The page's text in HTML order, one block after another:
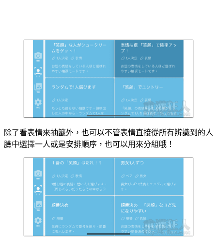
除了看表情來抽籤外，也可以不管表情直接從所有辨識到的人
臉中選擇一人或是安排順序，也可以用來分組哦！